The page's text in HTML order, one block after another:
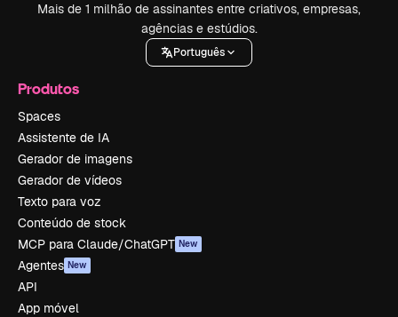
Mais de 1 milhão de assinantes entre criativos, empresas,
agências e estúdios.
Português
Produtos
Spaces
Assistente de IA
Gerador de imagens
Gerador de vídeos
Texto para voz
Conteúdo de stock
MCP para Claude/ChatGPT New
Agentes New
API
App móvel